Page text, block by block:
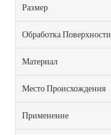
Размер
Обработка Поверхности
Материал
Место Происхождения
Применение